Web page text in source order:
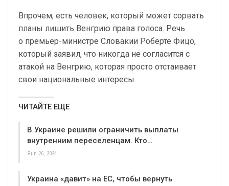
Впрочем, есть человек, который может сорвать
планы лишить Венгрию права голоса. Речь
о премьер-министре Словакии Роберте Фицо,
который заявил, что никогда не согласится с
атакой на Венгрию, которая просто отстаивает
свои национальные интересы.
ЧИТАЙТЕ ЕЩЕ
В Украине решили ограничить выплаты
внутренним переселенцам. Кто…
Янв 26, 2024
Украина «давит» на ЕС, чтобы вернуть